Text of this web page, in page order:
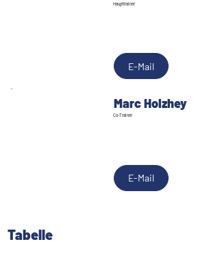
Haupttrainer
E-Mail
Marc Holzhey
Co-Trainer
E-Mail
Tabelle